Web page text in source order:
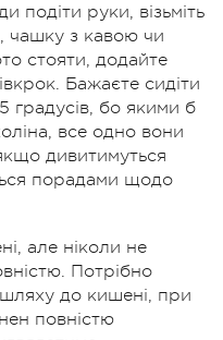
подіти руки, візьміть
чашку з кавою чи
стояти, додайте
Бажаєте сидіти
градусів, бо якими б
все одно вони
дивитимуться
порадами щодо
але ніколи не
Потрібно
до кишені, при
повністю